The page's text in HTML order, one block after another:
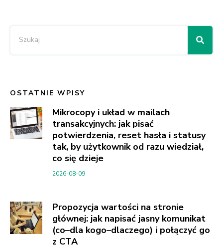
OSTATNIE WPISY
Mikrocopy i układ w mailach
transakcyjnych: jak pisać
potwierdzenia, reset hasła i statusy
tak, by użytkownik od razu wiedział,
co się dzieje
2026-08-09
Propozycja wartości na stronie
głównej: jak napisać jasny komunikat
(co–dla kogo–dlaczego) i połączyć go
z CTA